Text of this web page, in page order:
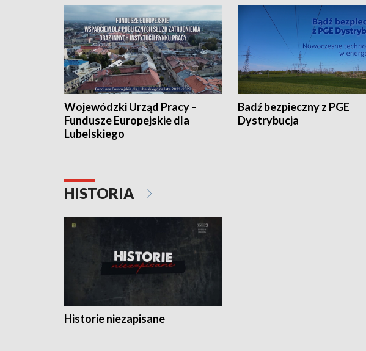
Wojewódzki Urząd Pracy –
Fundusze Europejskie dla
Lubelskiego
Badź bezpieczny z PGE
Dystrybucja
HISTORIA
Historie niezapisane